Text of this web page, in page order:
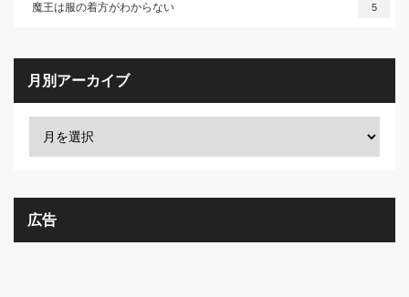
魔王は服の着方がわからない 5
月別アーカイブ
広告